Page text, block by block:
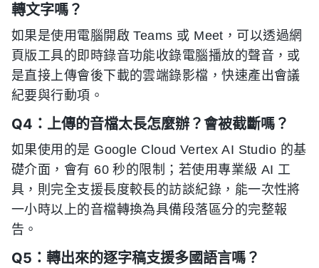
轉文字嗎？
如果是使用電腦開啟 Teams 或 Meet，可以透過網
頁版工具的即時錄音功能收錄電腦播放的聲音，或
是直接上傳會後下載的雲端錄影檔，快速產出會議
紀要與行動項。
Q4：上傳的音檔太長怎麼辦？會被截斷嗎？
如果使用的是 Google Cloud Vertex AI Studio 的基
礎介面，會有 60 秒的限制；若使用專業級 AI 工
具，則完全支援長度較長的訪談紀錄，能一次性將
一小時以上的音檔轉換為具備段落區分的完整報
告。
Q5：轉出來的逐字稿支援多國語言嗎？